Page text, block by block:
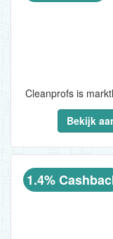
Bekijk
1.4%